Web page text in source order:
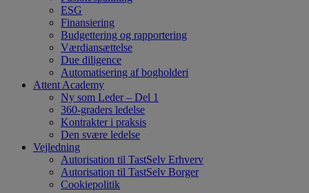
ESG
Finansiering
Budgettering og rapportering
Værdiansættelse
Due diligence
Automatisering af bogholderi
Attent Academy
Ny som Leder – Del 1
360-graders ledelse
Kontrakter i praksis
Den svære ledelse
Vejledning
Autorisation til TastSelv Erhverv
Autorisation til TastSelv Borger
Cookiepolitik